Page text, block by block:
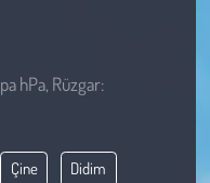
hPa, Rüzgar:
Çine Didim